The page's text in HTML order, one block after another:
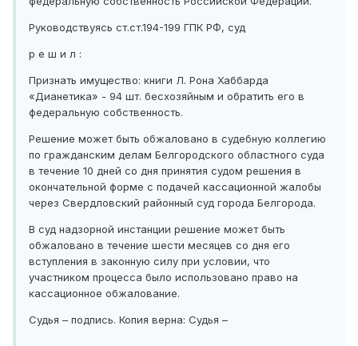
Руководствуясь ст.ст.194-199 ГПК РФ, суд
р е ш и л :
Признать имущество: книги Л. Рона Хаббарда
«Дианетика» - 94 шт. бесхозяйным и обратить его в
федеральную собственность.
Решение может быть обжаловано в судебную коллегию
по гражданским делам Белгородского областного суда
в течение 10 дней со дня принятия судом решения в
окончательной форме с подачей кассационной жалобы
через Свердловский районный суд города Белгорода.
В суд надзорной инстанции решение может быть
обжаловано в течение шести месяцев со дня его
вступления в законную силу при условии, что
участником процесса было использовано право на
кассационное обжалование.
Судья – подпись. Копия верна: Судья –